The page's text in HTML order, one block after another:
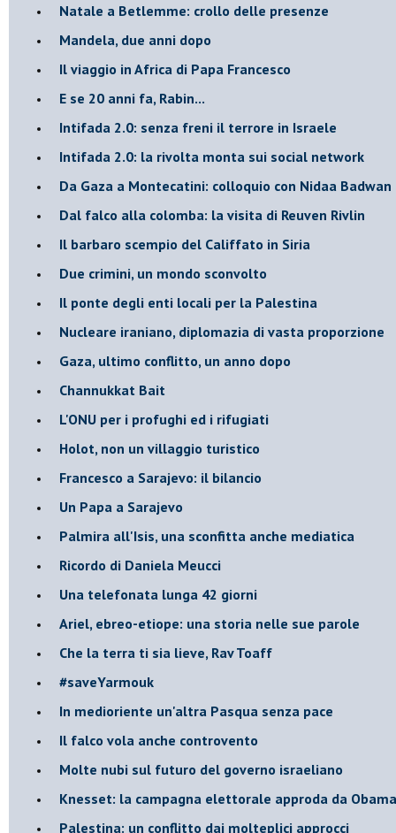
Natale a Betlemme: crollo delle presenze
Mandela, due anni dopo
Il viaggio in Africa di Papa Francesco
E se 20 anni fa, Rabin...
Intifada 2.0: senza freni il terrore in Israele
Intifada 2.0: la rivolta monta sui social network
Da Gaza a Montecatini: colloquio con Nidaa Badwan
Dal falco alla colomba: la visita di Reuven Rivlin
Il barbaro scempio del Califfato in Siria
Due crimini, un mondo sconvolto
Il ponte degli enti locali per la Palestina
Nucleare iraniano, diplomazia di vasta proporzione
Gaza, ultimo conflitto, un anno dopo
Channukkat Bait
L'ONU per i profughi ed i rifugiati
Holot, non un villaggio turistico
Francesco a Sarajevo: il bilancio
Un Papa a Sarajevo
Palmira all'Isis, una sconfitta anche mediatica
Ricordo di Daniela Meucci
​Una telefonata lunga 42 giorni
​Ariel, ebreo-etiope: una storia nelle sue parole
Che la terra ti sia lieve, Rav Toaff
​#saveYarmouk
​In medioriente un'altra Pasqua senza pace
​Il falco vola anche controvento
Molte nubi sul futuro del governo israeliano
Knesset: la campagna elettorale approda da Obama
Palestina: un conflitto dai molteplici approcci